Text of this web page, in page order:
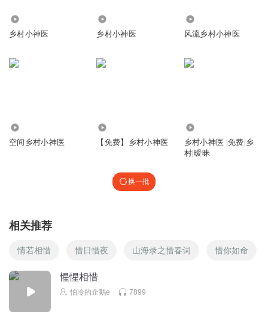
乡村小神医 乡村小神医 风流乡村小神医
空间乡村小神医 【免费】乡村小神医
乡村小神医 |免费|乡
村|暧昧
换一批
相关推荐
情若相惜 惜日惜夜 山海录之惜春词 惜你如命
惺惺相惜
怕冷的企鹅e 7899